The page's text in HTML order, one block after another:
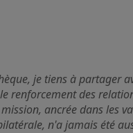
je tiens à partager
renforcement des
ancrée dans les
n'a jamais été